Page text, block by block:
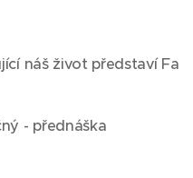
náš život představí Fa
- přednáška